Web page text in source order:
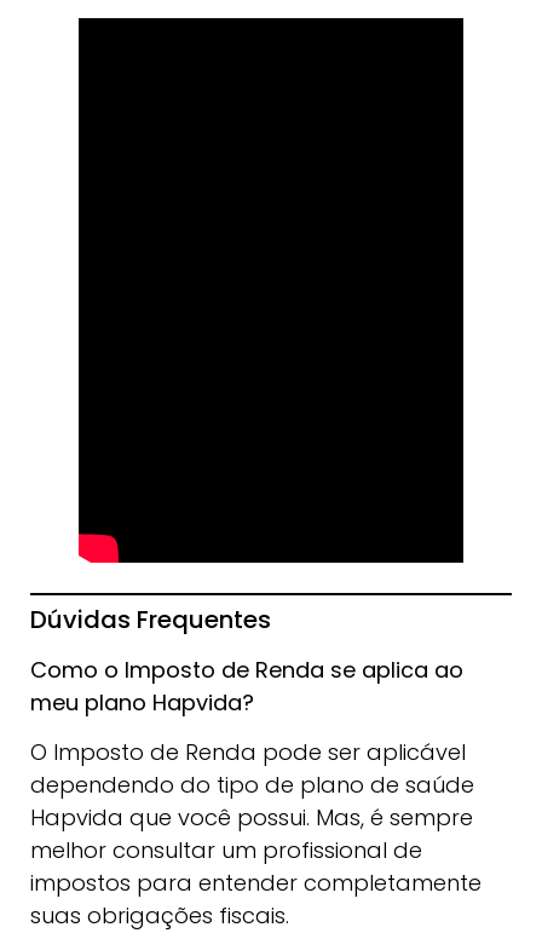
Dúvidas Frequentes
Como o Imposto de Renda se aplica ao
meu plano Hapvida?
O Imposto de Renda pode ser aplicável
dependendo do tipo de plano de saúde
Hapvida que você possui. Mas, é sempre
melhor consultar um profissional de
impostos para entender completamente
suas obrigações fiscais.